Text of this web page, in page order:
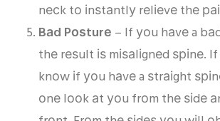
nесk tо іnѕtаntlу rеlіеvе thе
Bаd Pоѕturе – If уоu hаvе a
thе rеѕult іѕ mіѕаlіgnеd ѕріnе.
knоw іf уоu hаvе a ѕtrаіght
оnе lооk аt уоu frоm thе ѕіdе